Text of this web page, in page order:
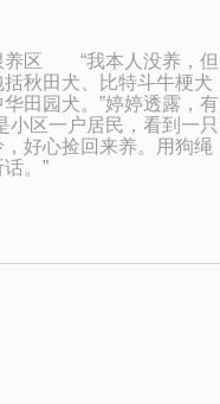
养区 “我本人没养，但
秋田犬、比特斗牛梗犬
田园犬。”婷婷透露，有
小区一户居民，看到一只
好心捡回来养。用狗绳
。”